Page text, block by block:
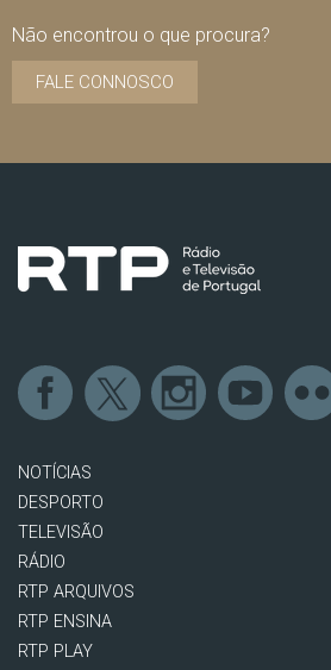
Não encontrou o que procura?
FALE CONNOSCO
NOTÍCIAS
DESPORTO
TELEVISÃO
RÁDIO
RTP ARQUIVOS
RTP ENSINA
RTP PLAY